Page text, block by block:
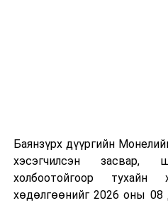
болон дулааны эрчим
болдог. Зарим
үлдэх үнснээс фосфор
авах боломжтой аж.
Баянзүрх дүүргийн
хэсэгчилсэн засвар,
холбоотойгоор
хөдөлгөөнийг 2026 оны